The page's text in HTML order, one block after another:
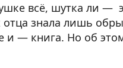
всё, шутка ли —
знала лишь
и — книга. Но об